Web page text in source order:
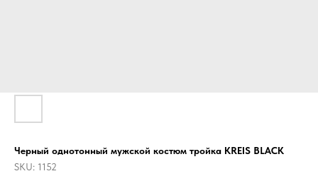
Черный однотонный мужской костюм тройка KREIS BLACK
SKU: 1152